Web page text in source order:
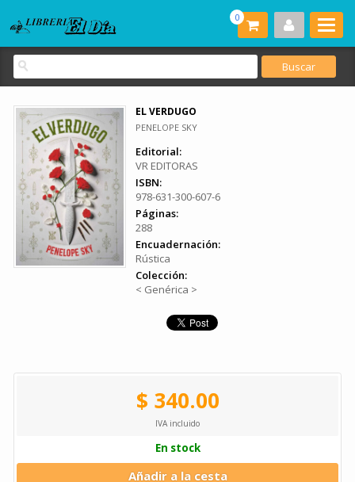
0
EL VERDUGO
PENELOPE SKY
Editorial:
VR EDITORAS
ISBN:
978-631-300-607-6
Páginas:
288
Encuadernación:
Rústica
Colección:
< Genérica >
$ 340.00
IVA incluido
En stock
Añadir a la cesta